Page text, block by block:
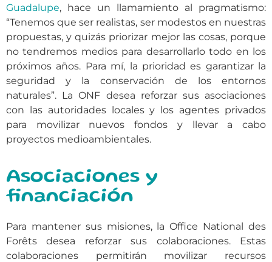
Guadalupe, hace un llamamiento al pragmatismo:
“Tenemos que ser realistas, ser modestos en nuestras
propuestas, y quizás priorizar mejor las cosas, porque
no tendremos medios para desarrollarlo todo en los
próximos años. Para mí, la prioridad es garantizar la
seguridad y la conservación de los entornos
naturales”. La ONF desea reforzar sus asociaciones
con las autoridades locales y los agentes privados
para movilizar nuevos fondos y llevar a cabo
proyectos medioambientales.
Asociaciones y
financiación
Para mantener sus misiones, la Office National des
Forêts desea reforzar sus colaboraciones. Estas
colaboraciones permitirán movilizar recursos